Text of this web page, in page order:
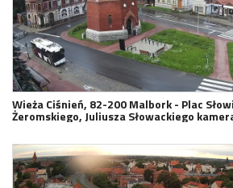
Wieża Ciśnień, 82-200 Malbork - Plac
Żeromskiego, Juliusza Słowackiego